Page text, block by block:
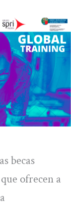
becas
ofrecen a